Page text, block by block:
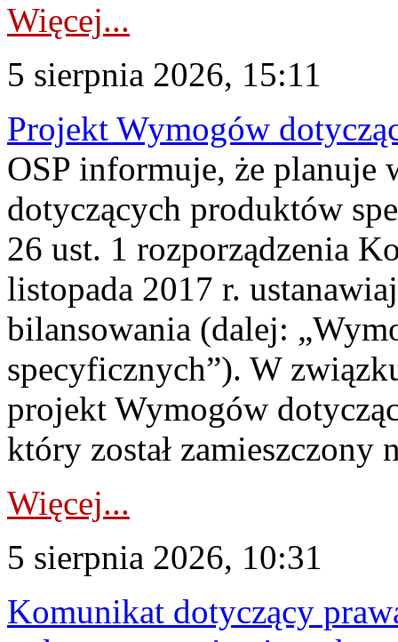
Więcej...
5 sierpnia 2026, 15:11
Projekt Wymogów
OSP informuje, że planuje
dotyczących produktów
26 ust. 1 rozporządzenia
listopada 2017 r.
bilansowania (dalej:
specyficznych”). W
projekt Wymogów
który został zamieszczony
Więcej...
5 sierpnia 2026, 10:31
Komunikat dotyczący